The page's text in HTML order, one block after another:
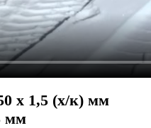
x 1,5 (х/к) мм
мм